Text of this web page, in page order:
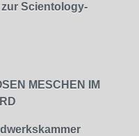
Scientology-
MESCHEN IM